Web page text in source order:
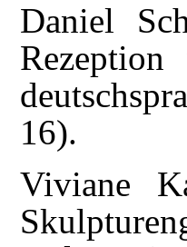
Daniel
16).
Viviane